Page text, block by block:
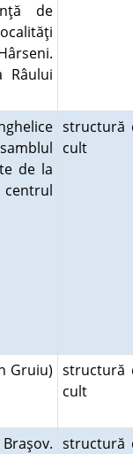
de
Râului
de la
centrul
structură
cult
Gruiu) structură
cult
structură